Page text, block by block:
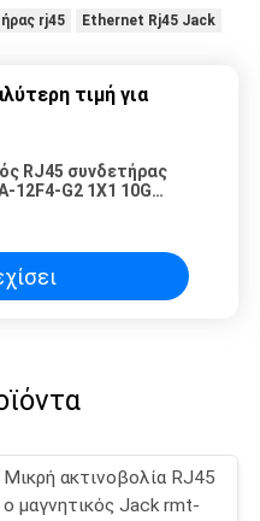
rj45 Ethernet Rj45 Jack
τιμή για
RJ45 συνδετήρας
12F4-G2 1X1 10G
Μικρή ακτινοβολία RJ45
ο μαγνητικός Jack rmt-